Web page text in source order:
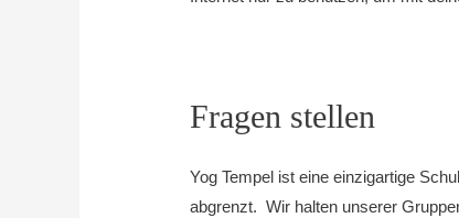
Fragen stellen
Yog Tempel ist eine einzigartige
abgrenzt.Wir halten unserer